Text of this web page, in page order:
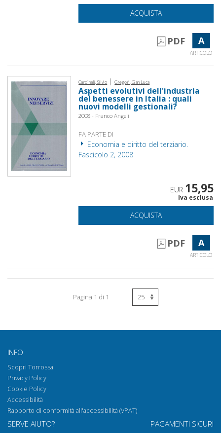
ACQUISTA
PDF A
ARTICOLO
Cardinali, Silvio | Gregori, Gian Luca
Aspetti evolutivi dell'industria
del benessere in Italia : quali
nuovi modelli gestionali?
2008 - Franco Angeli
FA PARTE DI
Economia e diritto del terziario.
Fascicolo 2, 2008
EUR 15,95
Iva esclusa
ACQUISTA
PDF A
ARTICOLO
Pagina 1 di 1
INFO
Scopri Torrossa
Privacy Policy
Cookie Policy
Accessibilità
Rapporto di conformità all'accessibilità (VPAT)
SERVE AIUTO? PAGAMENTI SICURI